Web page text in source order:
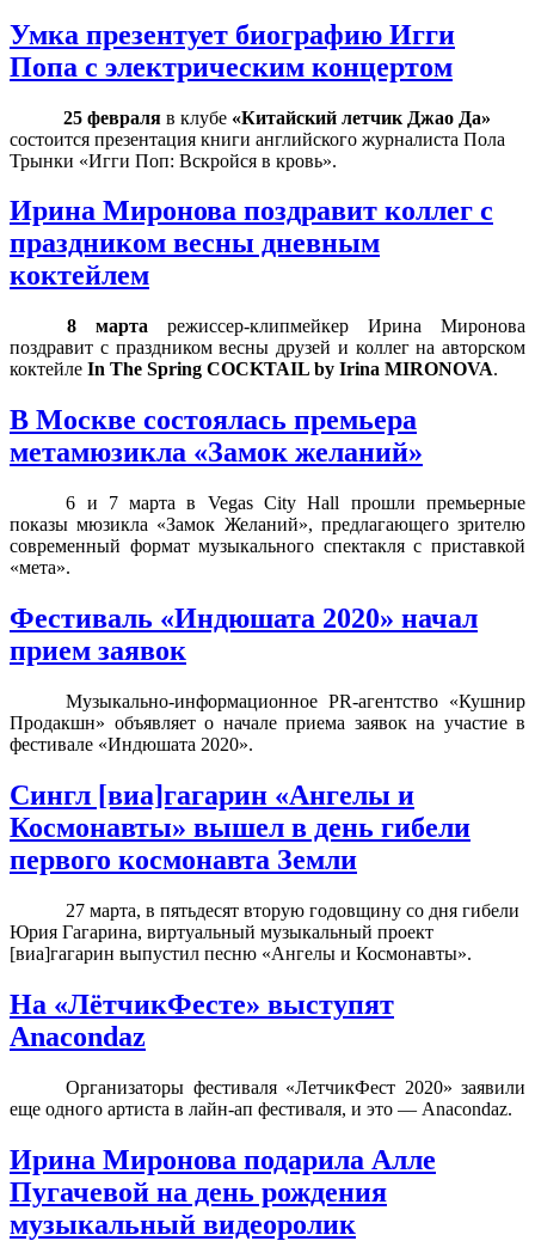
Умка презентует биографию Игги
Попа с электрическим концертом
25 февраля в клубе «Китайский летчик Джао Да»
состоится презентация книги английского журналиста Пола
Трынки «Игги Поп: Вскройся в кровь».
Ирина Миронова поздравит коллег с
праздником весны дневным
коктейлем
8 марта режиссер-клипмейкер Ирина Миронова
поздравит с праздником весны друзей и коллег на авторском
коктейле In The Spring COCKTAIL by Irina MIRONOVA.
В Москве состоялась премьера
метамюзикла «Замок желаний»
6 и 7 марта в Vegas City Hall прошли премьерные
показы мюзикла «Замок Желаний», предлагающего зрителю
современный формат музыкального спектакля с приставкой
«мета».
Фестиваль «Индюшата 2020» начал
прием заявок
Музыкально-информационное PR-агентство «Кушнир
Продакшн» объявляет о начале приема заявок на участие в
фестивале «Индюшата 2020».
Сингл [виа]гагарин «Ангелы и
Космонавты» вышел в день гибели
первого космонавта Земли
27 марта, в пятьдесят вторую годовщину со дня гибели
Юрия Гагарина, виртуальный музыкальный проект
[виа]гагарин выпустил песню «Ангелы и Космонавты».
На «ЛётчикФесте» выступят
Anacondaz
Организаторы фестиваля «ЛетчикФест 2020» заявили
еще одного артиста в лайн-ап фестиваля, и это — Anacondaz.
Ирина Миронова подарила Алле
Пугачевой на день рождения
музыкальный видеоролик